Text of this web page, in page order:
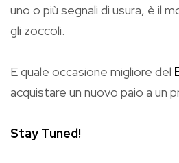
uno o più segnali di usura, è il
gli zoccoli.
E quale occasione migliore del
acquistare un nuovo paio a un
Stay Tuned!